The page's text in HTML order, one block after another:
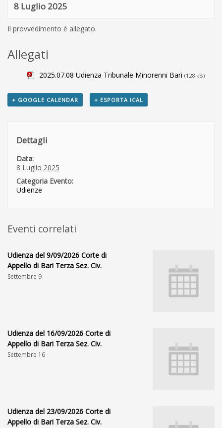
8 Luglio 2025
Il provvedimento è allegato.
Allegati
2025.07.08 Udienza Tribunale Minorenni Bari (128 kB)
+ GOOGLE CALENDAR + ESPORTA ICAL
Dettagli
Data:
8 Luglio 2025
Categoria Evento:
Udienze
Eventi correlati
Udienza del 9/09/2026 Corte di
Appello di Bari Terza Sez. Civ.
Settembre 9
Udienza del 16/09/2026 Corte di
Appello di Bari Terza Sez. Civ.
Settembre 16
Udienza del 23/09/2026 Corte di
Appello di Bari Terza Sez. Civ.